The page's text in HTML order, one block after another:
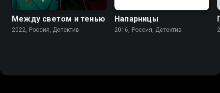
Между светом и тенью
2022, Россия, Детектив
Напарницы
2016, Россия, Детектив